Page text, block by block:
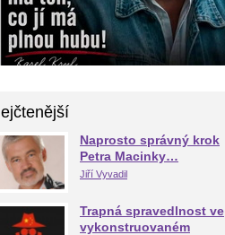
Naprosto správný krok
Petra Macinky…
Jiří Vyvadil
Trapná spravedlnost ve
vykonstruovaném